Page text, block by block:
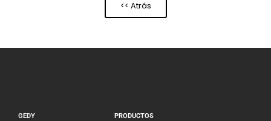
<< Atrás
GEDY
PRODUCTOS